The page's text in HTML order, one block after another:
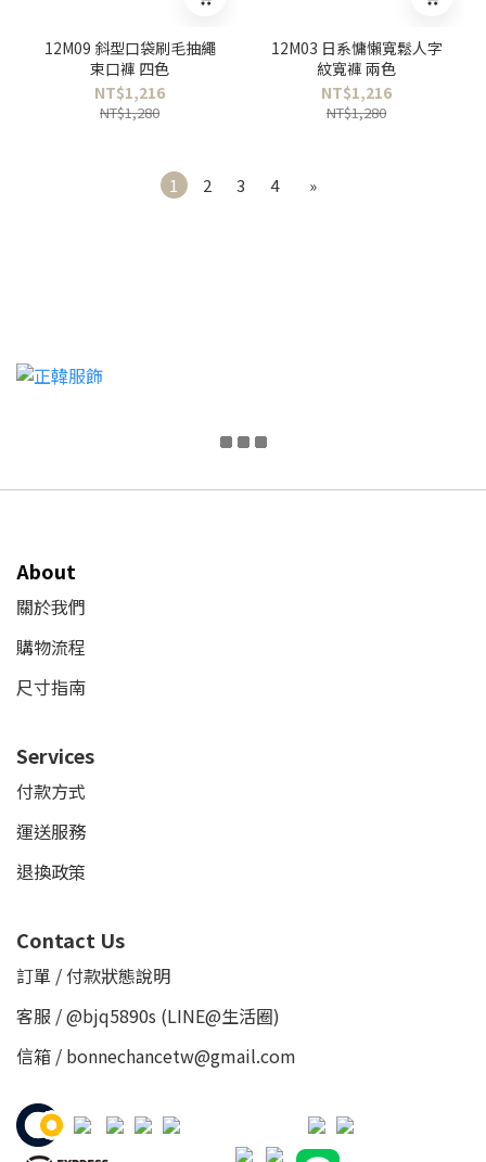
12M09 斜型口袋刷毛抽繩
束口褲 四色
NT$1,216
NT$1,280
12M03 日系慵懶寬鬆人字
紋寬褲 兩色
NT$1,216
NT$1,280
1 2 3 4 »
About
關於我們
購物流程
尺寸指南
Services
付款方式
運送服務
退換政策
Contact Us
訂單 / 付款狀態說明
客服 /@bjq5890s (LINE@生活圈)
信箱 / bonnechancetw@gmail.com